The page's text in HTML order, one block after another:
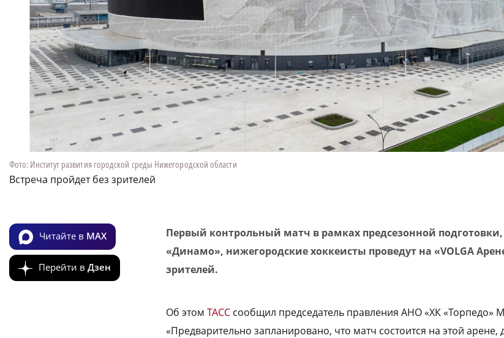
Фото: Институт развития городской среды Нижегородской области
Встреча пройдет без зрителей
Читайте в MAX
Перейти в Дзен
Первый контрольный матч в рамках предсезонной
«Динамо», нижегородские хоккеисты проведут на «VOLGA
зрителей.
Об этом ТАСС сообщил председатель правления АНО «ХК «Торпедо»
«Предварительно запланировано, что матч состоится на этой арене,